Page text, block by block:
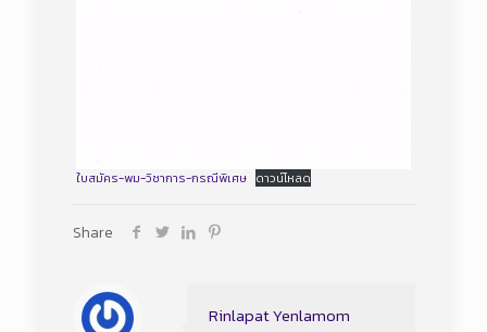
ใบสมัคร-พม-วิชาการ-กรณีพิเศษ ดาวน์โหลด
Share
Rinlapat Yenlamom